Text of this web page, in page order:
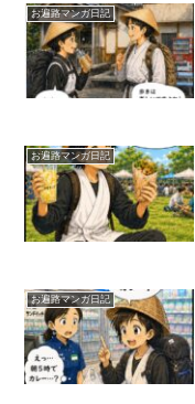
お遍路マンガ日記
お遍路マンガ日記
お遍路マンガ日記